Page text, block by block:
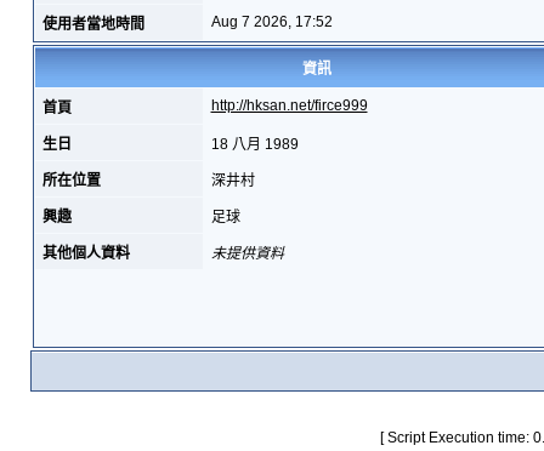
使用者當地時間 Aug 7 2026, 17:52
資訊
首頁 http://hksan.net/firce999
生日 18 八月 1989
所在位置 深井村
興趣 足球
其他個人資料 未提供資料
[ Script Execution time: